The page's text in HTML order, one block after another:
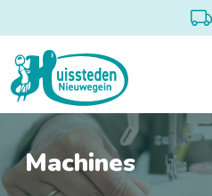
Machines